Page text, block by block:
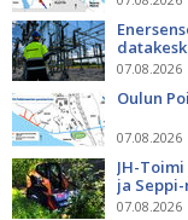
07.08.2026
Oulun
07.08.2026
JH-
ja
07.08.2026